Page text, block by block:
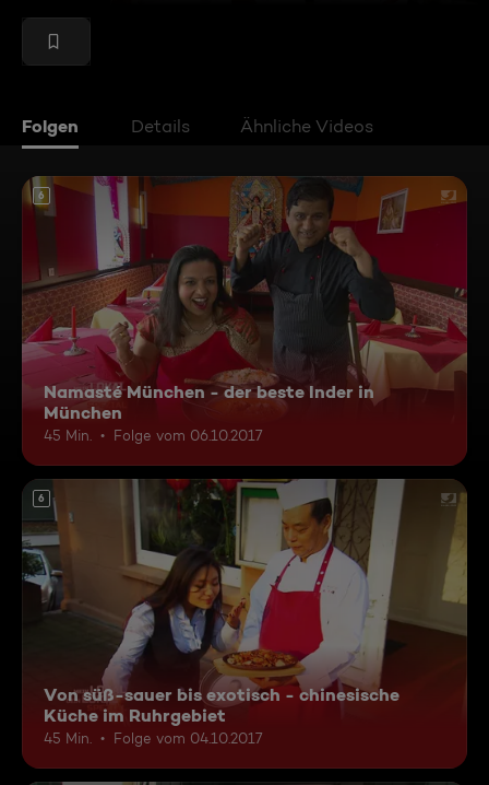
Folgen Details Ähnliche Videos
6
Namasté München - der beste Inder in
München
45 Min. Folge vom 06.10.2017
6
Von süß-sauer bis exotisch - chinesische
Küche im Ruhrgebiet
45 Min. Folge vom 04.10.2017